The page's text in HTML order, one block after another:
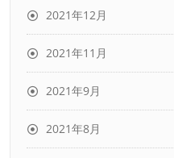
2021年12月
2021年11月
2021年9月
2021年8月